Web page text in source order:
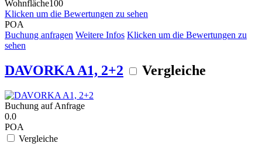
Wohnfläche100
Klicken um die Bewertungen zu sehen
POA
Buchung anfragen Weitere Infos Klicken um die Bewertungen zu
sehen
DAVORKA A1, 2+2 Vergleiche
Buchung auf Anfrage
0.0
POA
Vergleiche